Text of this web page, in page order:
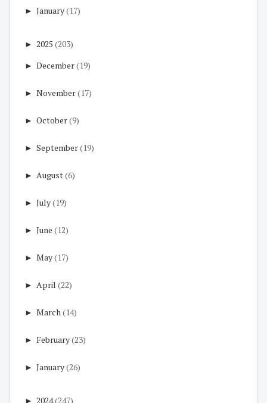
► January(17)
► 2025 (203)
► December(19)
► November(17)
► October(9)
► September(19)
► August(6)
► July(19)
► June (12)
► May(17)
► April (22)
► March(14)
► February(23)
► January(26)
► 2024(247)